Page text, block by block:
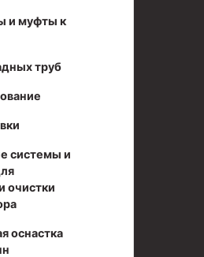
и муфты к
труб
системы и
очистки
оснастка